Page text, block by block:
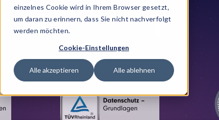
einzelnes Cookie wird in Ihrem Browser gesetzt,
um daran zu erinnern, dass Sie nicht nachverfolgt
werden möchten.
Cookie-Einstellungen
Alle akzeptieren Alle ablehnen